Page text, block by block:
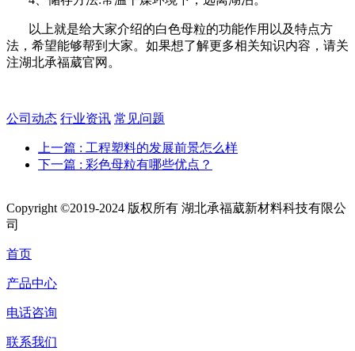
以上就是给大家介绍的白色母粒的功能作用以及特点方
法，希望能够帮到大家。如果想了解更多相关知识内容，请关
注湖北承福葳官网。
公司动态 行业资讯 常见问题
上一篇 : 工程塑料的发展前景怎么样
下一篇 : 彩色母粒有哪些优点？
Copyright ©2019-2024 版权所有 湖北承福葳新材料科技有限公
司
首页
产品中心
电话咨询
联系我们